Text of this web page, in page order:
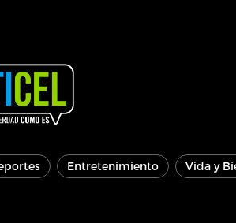
Entretenimiento Vida y